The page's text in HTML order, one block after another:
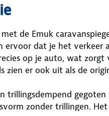
de Emuk
ervoor dat je het
op je auto, wat
zien er ook uit als de
trillingsdempend
zonder trillingen.